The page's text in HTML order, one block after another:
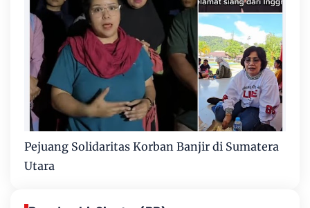
Pejuang Solidaritas Korban Banjir di Sumatera
Utara